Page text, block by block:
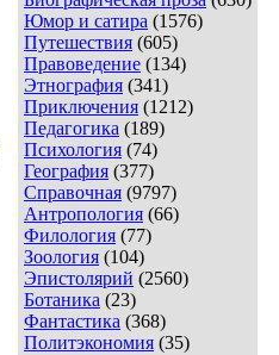
Юмор и сатира (1576)
Путешествия (605)
Правоведение (134)
Этнография (341)
Приключения (1212)
Педагогика (189)
Психология (74)
География (377)
Справочная (9797)
Антропология (66)
Филология (77)
Зоология (104)
Эпистолярий (2560)
Ботаника (23)
Фантастика (368)
Политэкономия (35)